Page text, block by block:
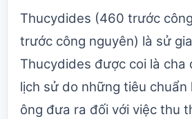
Thucydides (460 trước
trước công nguyên) là sử
Thucydides được coi là cha
lịch sử do những tiêu chuẩn
ông đưa ra đối với việc thu